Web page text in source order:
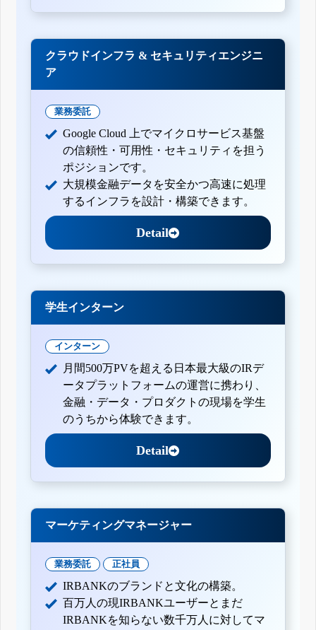
クラウドインフラ & セキュリティエンジニ
ア
業務委託
Google Cloud 上でマイクロサービス基盤
の信頼性・可用性・セキュリティを担う
ポジションです。
大規模金融データを安全かつ高速に処理
するインフラを設計・構築できます。
Detail
学生インターン
インターン
月間500万PVを超える日本最大級のIRデ
ータプラットフォームの運営に携わり、
金融・データ・プロダクトの現場を学生
のうちから体験できます。
Detail
マーケティングマネージャー
業務委託 正社員
IRBANKのブランドと文化の構築。
百万人の現IRBANKユーザーとまだ
IRBANKを知らない数千万人に対してマ